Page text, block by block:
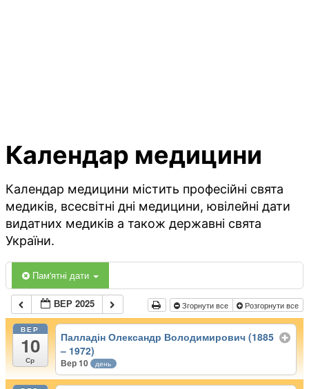
Календар медицини
Календар медицини містить професійні свята
медиків, всесвітні дні медицини, ювілейні дати
видатних медиків а також державні свята
України.
Пам'ятні дати
ВЕР 2025 Згорнути все Розгорнути все
ВЕР
10
Ср
Палладін Олександр Володимирович (1885
– 1972)
Вер 10 день